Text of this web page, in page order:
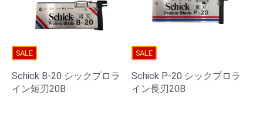
SALE
Schick B-20 シックプロラ
イン短刃20B
SALE
Schick P-20 シックプロラ
イン長刃20B